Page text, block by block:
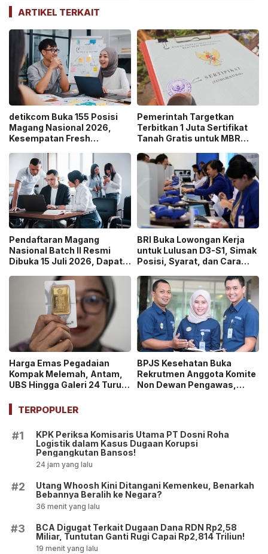
ARTIKEL TERKAIT
detikcom Buka 155 Posisi
Magang Nasional 2026,
Kesempatan Fresh
Media Digital!
Pemerintah Targetkan
Terbitkan 1 Juta Sertifikat
Tanah Gratis untuk MBR
Pendaftaran Magang
Nasional Batch II Resmi
Dibuka 15 Juli 2026, Dapat
BRI Buka Lowongan Kerja
untuk Lulusan D3-S1, Simak
Posisi, Syarat, dan Cara
Harga Emas Pegadaian
Kompak Melemah, Antam,
UBS Hingga Galeri 24 Turun
BPJS Kesehatan Buka
Rekrutmen Anggota Komite
Non Dewan Pengawas,
TERPOPULER
#1
KPK Periksa Komisaris Utama PT Dosni Roha
Logistik dalam Kasus Dugaan Korupsi
Pengangkutan Bansos!
24 jam yang lalu
#2
Utang Whoosh Kini Ditangani Kemenkeu, Benarkah
Bebannya Beralih ke Negara?
36 menit yang lalu
#3
BCA Digugat Terkait Dugaan Dana RDN Rp2,58
Miliar, Tuntutan Ganti Rugi Capai Rp2,814 Triliun!
19 menit yang lalu